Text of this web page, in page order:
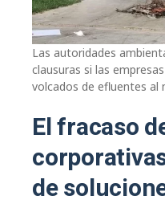
Las autoridades
clausuras si las
volcados de efluentes al
El fracaso
de